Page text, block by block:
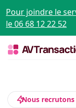
Pour joindre le
le 06 68 12 22 52
Nous